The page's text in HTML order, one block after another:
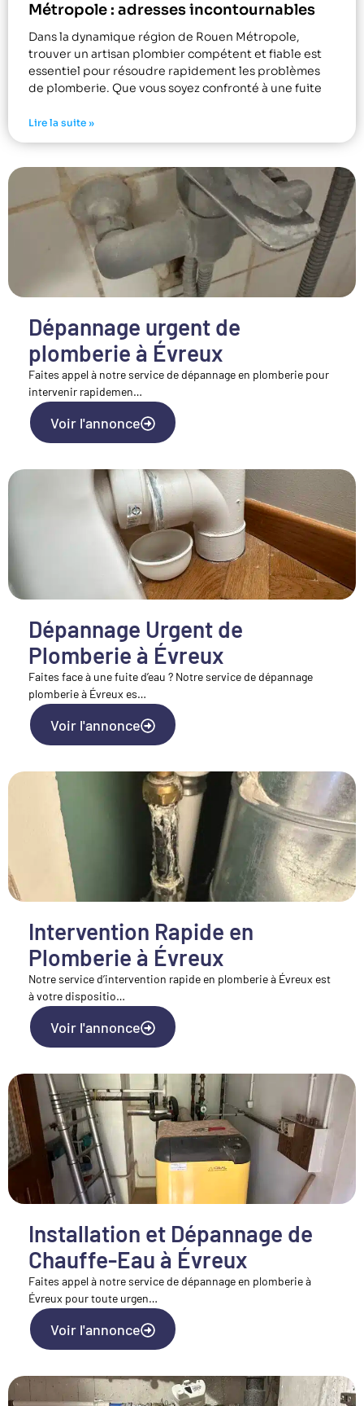
Métropole : adresses incontournables
Dans la dynamique région de Rouen Métropole,
trouver un artisan plombier compétent et fiable est
essentiel pour résoudre rapidement les problèmes
de plomberie. Que vous soyez confronté à une fuite
Lire la suite »
Dépannage urgent de
plomberie à Évreux
Faites appel à notre service de dépannage en plomberie pour
intervenir rapidemen…
Voir l'annonce
Dépannage Urgent de
Plomberie à Évreux
Faites face à une fuite d’eau ? Notre service de dépannage
plomberie à Évreux es…
Voir l'annonce
Intervention Rapide en
Plomberie à Évreux
Notre service d’intervention rapide en plomberie à Évreux est
à votre dispositio…
Voir l'annonce
Installation et Dépannage de
Chauffe-Eau à Évreux
Faites appel à notre service de dépannage en plomberie à
Évreux pour toute urgen…
Voir l'annonce